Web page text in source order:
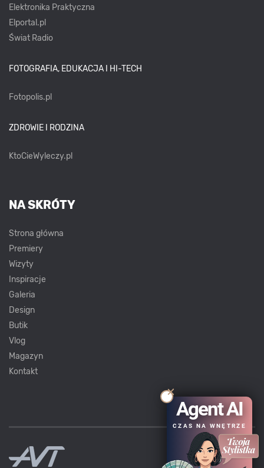
Elektronika Praktyczna
Elportal.pl
Świat Radio
FOTOGRAFIA, EDUKACJA I HI-TECH
Fotopolis.pl
ZDROWIE I RODZINA
KtoCieWyleczy.pl
NA SKRÓTY
Strona główna
Premiery
Wizyty
Inspiracje
Galeria
Design
Butik
Vlog
Magazyn
Kontakt
Agent AI
CZAS NA WNĘTRZE